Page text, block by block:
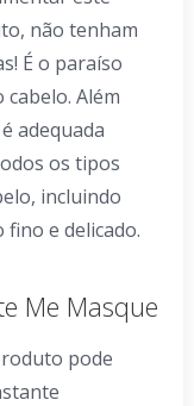
não tenham
É o paraíso
cabelo. Além
adequada
os tipos
incluindo
fino e delicado.
Me Masque
pode